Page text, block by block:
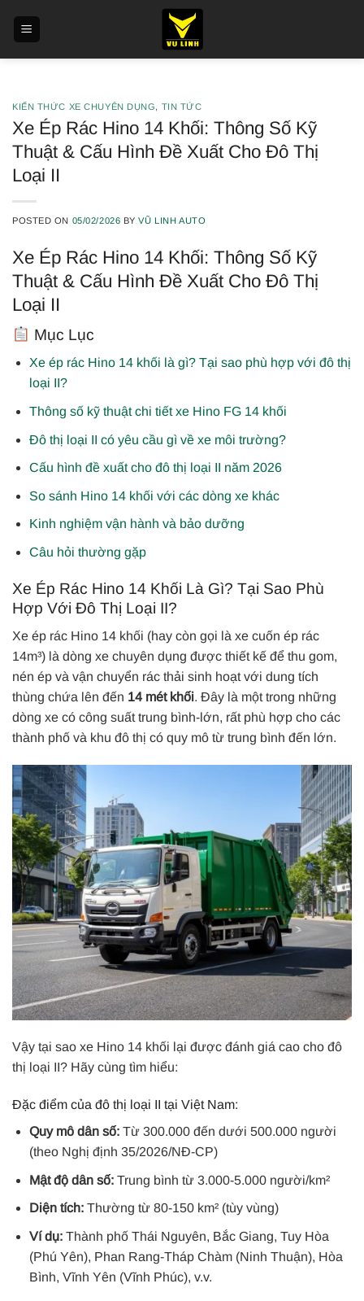
KIẾN THỨC XE CHUYÊN DỤNG, TIN TỨC
Xe Ép Rác Hino 14 Khối: Thông Số Kỹ
Thuật & Cấu Hình Đề Xuất Cho Đô Thị
Loại II
POSTED ON 05/02/2026 BYVŨ LINH AUTO
Xe Ép Rác Hino 14 Khối: Thông Số Kỹ
Thuật & Cấu Hình Đề Xuất Cho Đô Thị
Loại II
Mục Lục
Xe ép rác Hino 14 khối là gì? Tại sao phù hợp với đô thị
loại II?
Thông số kỹ thuật chi tiết xe Hino FG 14 khối
Đô thị loại II có yêu cầu gì về xe môi trường?
Cấu hình đề xuất cho đô thị loại II năm 2026
So sánh Hino 14 khối với các dòng xe khác
Kinh nghiệm vận hành và bảo dưỡng
Câu hỏi thường gặp
Xe Ép Rác Hino 14 Khối Là Gì? Tại Sao Phù
Hợp Với Đô Thị Loại II?
Xe ép rác Hino 14 khối (hay còn gọi là xe cuốn ép rác
14m³) là dòng xe chuyên dụng được thiết kế để thu gom,
nén ép và vận chuyển rác thải sinh hoạt với dung tích
thùng chứa lên đến 14 mét khối. Đây là một trong những
dòng xe có công suất trung bình-lớn, rất phù hợp cho các
thành phố và khu đô thị có quy mô từ trung bình đến lớn.
Vậy tại sao xe Hino 14 khối lại được đánh giá cao cho đô
thị loại II? Hãy cùng tìm hiểu:
Đặc điểm của đô thị loại II tại Việt Nam:
Quy mô dân số:Từ 300.000 đến dưới 500.000 người
(theo Nghị định 35/2026/NĐ-CP)
Mật độ dân số:Trung bình từ 3.000-5.000 người/km²
Diện tích:Thường từ 80-150 km² (tùy vùng)
Ví dụ:Thành phố Thái Nguyên, Bắc Giang, Tuy Hòa
(Phú Yên), Phan Rang-Tháp Chàm (Ninh Thuận), Hòa
Bình, Vĩnh Yên (Vĩnh Phúc), v.v.